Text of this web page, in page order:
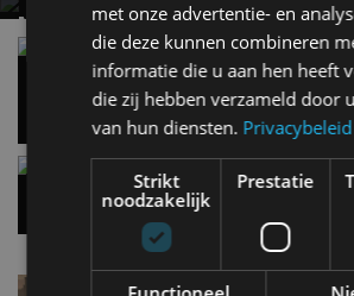
MET KORTING NAAR EV
AUTORAI REGELT HET!
EV Experience 2026 van 24 tot 26
Vergelijking: BMW iX3 vs
moet je hebben?
28 mei
Gespot: een Chevrolet
7 aug
Lamborghini Revuelto
met onze advertentie- en
die deze kunnen combineren
informatie die u aan hen heeft
die zij hebben verzameld door
van hun diensten. Privacybeleid
Strikt
noodzakelijk
Prestatie